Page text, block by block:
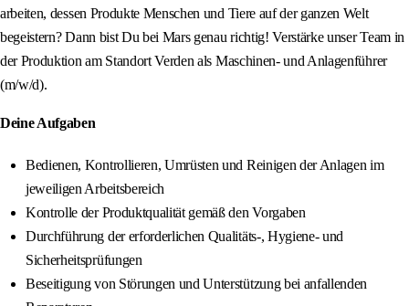
arbeiten, dessen Produkte Menschen und Tiere auf der ganzen Welt
begeistern? Dann bist Du bei Mars genau richtig! Verstärke unser Team in
der Produktion am Standort Verden als Maschinen- und Anlagenführer
(m/w/d).
Deine Aufgaben
Bedienen, Kontrollieren, Umrüsten und Reinigen der Anlagen im
jeweiligen Arbeitsbereich
Kontrolle der Produktqualität gemäß den Vorgaben
Durchführung der erforderlichen Qualitäts-, Hygiene- und
Sicherheitsprüfungen
Beseitigung von Störungen und Unterstützung bei anfallenden